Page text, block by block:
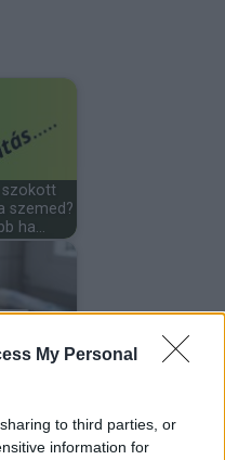
My Personal
to third parties, or
information for
szokott
szemed?
ha…
le a